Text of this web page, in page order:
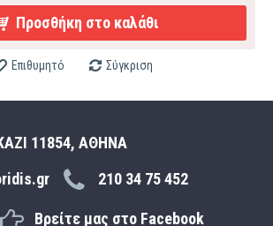
Προσθήκη στο καλάθι
Επιθυμητό Σύγκριση
11854, ΑΘΗΝΑ
210 34 75 452
Βρείτε μας στο Facebook